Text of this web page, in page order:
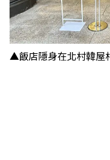
▲飯店隱身在北村韓屋